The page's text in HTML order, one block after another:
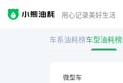
用心记录美好生活
车系油耗榜车型油耗榜
微型车